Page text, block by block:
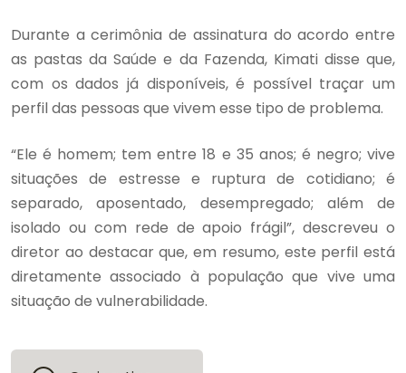
Durante a cerimônia de assinatura do acordo entre
as pastas da Saúde e da Fazenda, Kimati disse que,
com os dados já disponíveis, é possível traçar um
perfil das pessoas que vivem esse tipo de problema.
“Ele é homem; tem entre 18 e 35 anos; é negro; vive
situações de estresse e ruptura de cotidiano; é
separado, aposentado, desempregado; além de
isolado ou com rede de apoio frágil”, descreveu o
diretor ao destacar que, em resumo, este perfil está
diretamente associado à população que vive uma
situação de vulnerabilidade.